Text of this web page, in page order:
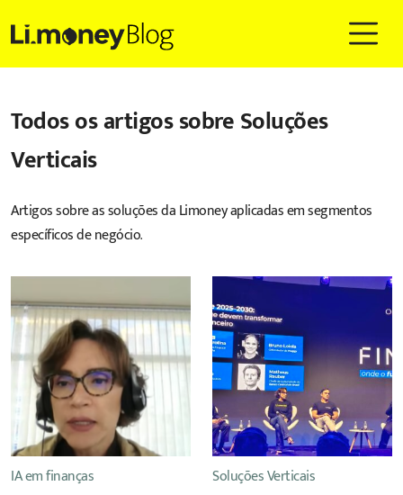
Todos os artigos sobreSoluções
Verticais
Artigos sobre as soluções da Limoney aplicadas em segmentos
específicos de negócio.
IA em finanças Soluções Verticais